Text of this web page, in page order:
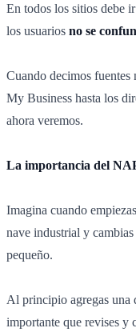
En todos los sitios debe
los usuarios no se
Cuando decimos fuentes
My Business hasta los
ahora veremos.
La importancia del
Imagina cuando
nave industrial y
pequeño.
Al principio agregas una
importante que revises y